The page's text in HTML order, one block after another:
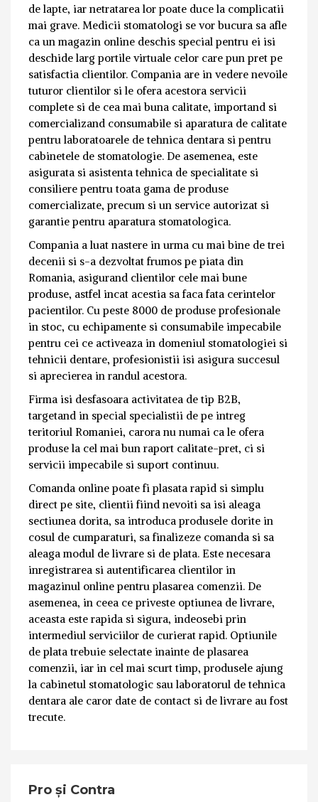
de lapte, iar netratarea lor poate duce la complicatii
mai grave. Medicii stomatologi se vor bucura sa afle
ca un magazin online deschis special pentru ei isi
deschide larg portile virtuale celor care pun pret pe
satisfactia clientilor. Compania are in vedere nevoile
tuturor clientilor si le ofera acestora servicii
complete si de cea mai buna calitate, importand si
comercializand consumabile si aparatura de calitate
pentru laboratoarele de tehnica dentara si pentru
cabinetele de stomatologie. De asemenea, este
asigurata si asistenta tehnica de specialitate si
consiliere pentru toata gama de produse
comercializate, precum si un service autorizat si
garantie pentru aparatura stomatologica.
Compania a luat nastere in urma cu mai bine de trei
decenii si s-a dezvoltat frumos pe piata din
Romania, asigurand clientilor cele mai bune
produse, astfel incat acestia sa faca fata cerintelor
pacientilor. Cu peste 8000 de produse profesionale
in stoc, cu echipamente si consumabile impecabile
pentru cei ce activeaza in domeniul stomatologiei si
tehnicii dentare, profesionistii isi asigura succesul
si aprecierea in randul acestora.
Firma isi desfasoara activitatea de tip B2B,
targetand in special specialistii de pe intreg
teritoriul Romaniei, carora nu numai ca le ofera
produse la cel mai bun raport calitate-pret, ci si
servicii impecabile si suport continuu.
Comanda online poate fi plasata rapid si simplu
direct pe site, clientii fiind nevoiti sa isi aleaga
sectiunea dorita, sa introduca produsele dorite in
cosul de cumparaturi, sa finalizeze comanda si sa
aleaga modul de livrare si de plata. Este necesara
inregistrarea si autentificarea clientilor in
magazinul online pentru plasarea comenzii. De
asemenea, in ceea ce priveste optiunea de livrare,
aceasta este rapida si sigura, indeosebi prin
intermediul serviciilor de curierat rapid. Optiunile
de plata trebuie selectate inainte de plasarea
comenzii, iar in cel mai scurt timp, produsele ajung
la cabinetul stomatologic sau laboratorul de tehnica
dentara ale caror date de contact si de livrare au fost
trecute.
Pro și Contra